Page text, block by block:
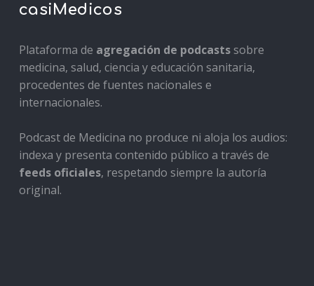
casiMedicos
Plataforma de agregación de podcastssobre
medicina, salud, ciencia y educación sanitaria,
procedentes de fuentes nacionales e
internacionales.
Podcast de Medicina no produce ni aloja los audios:
indexa y presenta contenido público a través de
feeds oficiales, respetando siempre la autoría
original.